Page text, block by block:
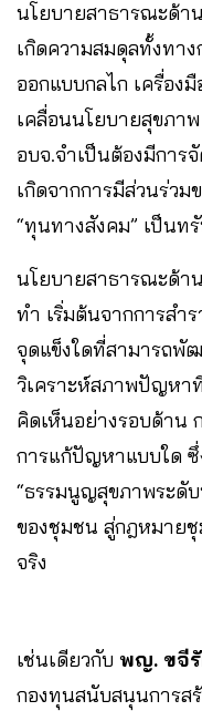
นโยบายสาธารณะด้า
เกิดความสมดุลทั้งทา
ออกแบบกลไก เครื่อง
เคลื่อนนโยบายสุขภา
อบจ.จำเป็นต้องมีการ
เกิดจากการมีส่วนร่ว
“ทุนทางสังคม” เป็นท
นโยบายสาธารณะด้า
ทำ เริ่มต้นจากการสำ
จุดแข็งใดที่สามารถพั
วิเคราะห์สภาพปัญหา
คิดเห็นอย่างรอบด้าน
การแก้ปัญหาแบบใด
“ธรรมนูญสุขภาพระดั
ของชุมชน สู่กฎหมาย
จริง
เช่นเดียวกับ พญ. ขจีรั
กองทุนสนับสนุนการส